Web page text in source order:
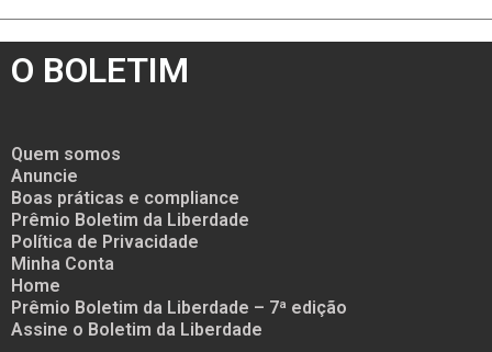
O BOLETIM
Quem somos
Anuncie
Boas práticas e compliance
Prêmio Boletim da Liberdade
Política de Privacidade
Minha Conta
Home
Prêmio Boletim da Liberdade – 7ª edição
Assine o Boletim da Liberdade